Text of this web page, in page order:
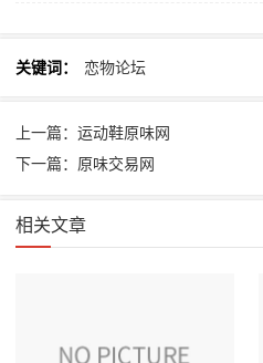
关键词： 恋物论坛
上一篇：运动鞋原味网
下一篇：原味交易网
相关文章